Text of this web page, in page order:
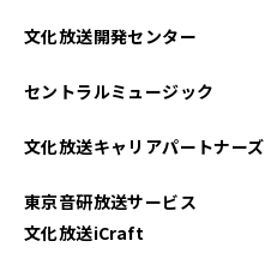
文化放送開発センター
セントラルミュージック
文化放送キャリアパートナーズ
東京音研放送サービス
文化放送iCraft